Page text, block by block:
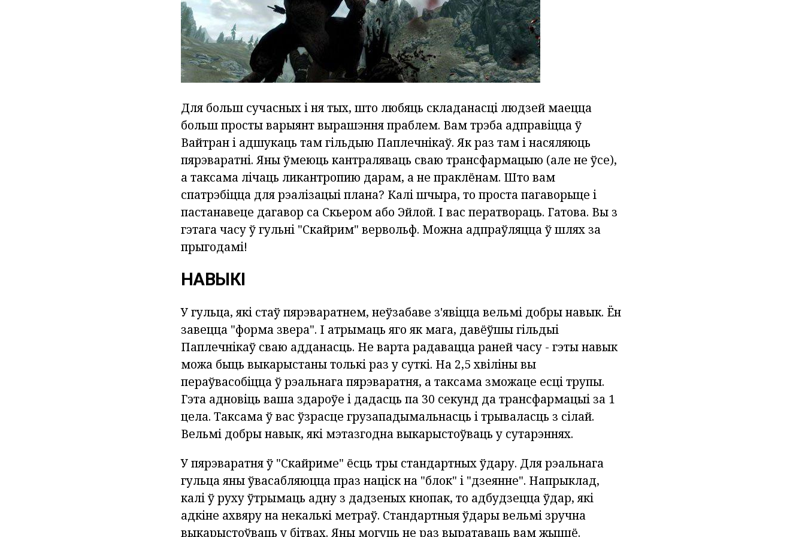
Для больш сучасных і ня тых, што любяць складанасці людзей маецца
больш просты варыянт вырашэння праблем. Вам трэба адправіцца ў
Вайтран і адшукаць там гільдыю Паплечнікаў. Як раз там і насяляюць
пярэваратні. Яны ўмеюць кантраляваць сваю трансфармацыю (але не ўсе),
а таксама лічаць ликантропию дарам, а не праклёнам. Што вам
спатрэбіцца для рэалізацыі плана? Калі шчыра, то проста пагаворыце і
пастанавеце дагавор са Скьером або Эйлой. І вас ператвораць. Гатова. Вы з
гэтага часу ў гульні "Скайрим" вервольф. Можна адпраўляцца ў шлях за
прыгодамі!
НАВЫКІ
У гульца, які стаў пярэваратнем, неўзабаве з'явіцца вельмі добры навык. Ён
завецца "форма звера". І атрымаць яго як мага, давёўшы гільдыі
Паплечнікаў сваю адданасць. Не варта радавацца раней часу - гэты навык
можа быць выкарыстаны толькі раз у суткі. На 2,5 хвіліны вы
пераўвасобіцца ў рэальнага пярэваратня, а таксама зможаце есці трупы.
Гэта адновіць ваша здароўе і дадасць па 30 секунд да трансфармацыі за 1
цела. Таксама ў вас ўзрасце грузападымальнасць і трываласць з сілай.
Вельмі добры навык, які мэтазгодна выкарыстоўваць у сутарэннях.
У пярэваратня ў "Скайриме" ёсць тры стандартных ўдару. Для рэальнага
гульца яны ўвасабляюцца праз націск на "блок" і "дзеянне". Напрыклад,
калі ў руху ўтрымаць адну з дадзеных кнопак, то адбудзецца ўдар, які
адкіне ахвяру на некалькі метраў. Стандартныя ўдары вельмі зручна
выкарыстоўваць у бітвах. Яны могуць не раз выратаваць вам жыццё.